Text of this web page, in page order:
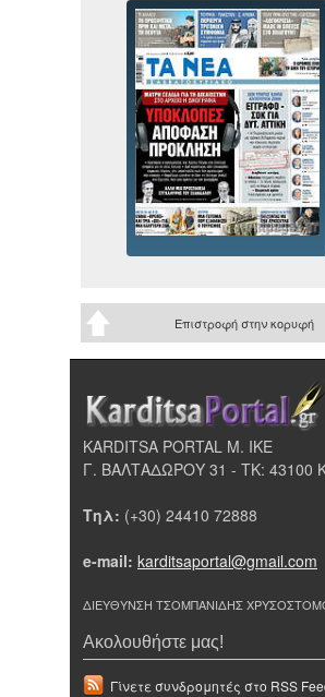
Επιστροφή στην κορυφή
KARDITSA PORTAL Μ. ΙΚΕ
Γ. ΒΑΛΤΑΔΩΡΟΥ 31 - ΤΚ: 43100
Τηλ: (+30) 24410 72888
e-mail: karditsaportal@gmail.com
ΔΙΕΥΘΥΝΣΗ ΤΣΟΜΠΑΝΙΔΗΣ
Ακολουθήστε μας!
Γίνετε συνδρομητές στο RSS